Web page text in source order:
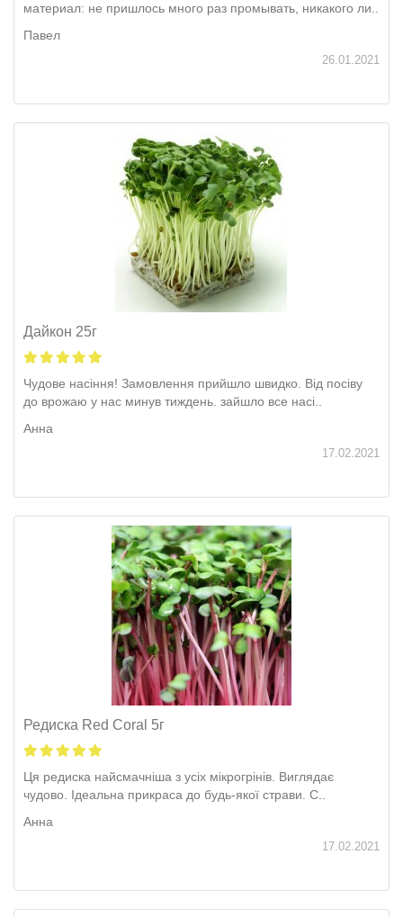
материал: не пришлось много раз промывать, никакого ли..
Павел
26.01.2021
Дайкон 25г
Чудове насіння! Замовлення прийшло швидко. Від посіву
до врожаю у нас минув тиждень. зайшло все насі..
Анна
17.02.2021
Редиска Red Coral 5г
Ця редиска найсмачніша з усіх мікрогрінів. Виглядає
чудово. Ідеальна прикраса до будь-якої страви. С..
Анна
17.02.2021